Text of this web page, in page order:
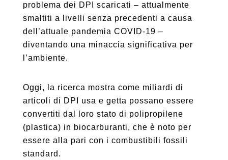
problema dei DPI scaricati – attualmente
smaltiti a livelli senza precedenti a causa
dell’attuale pandemia COVID-19 –
diventando una minaccia significativa per
l’ambiente.
Oggi, la ricerca mostra come miliardi di
articoli di DPI usa e getta possano essere
convertiti dal loro stato di polipropilene
(plastica) in biocarburanti, che è noto per
essere alla pari con i combustibili fossili
standard.